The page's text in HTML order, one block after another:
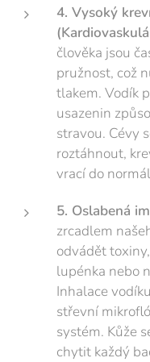
4. Vysoký
člověka jsou
pružnost, což
tlakem. Vodík
usazenin
stravou. Cévy
roztáhnout,
vrací do
5. Oslabená
zrcadlem
odvádět
lupénka nebo
Inhalace
střevní
systém. Kůže
chytit každý